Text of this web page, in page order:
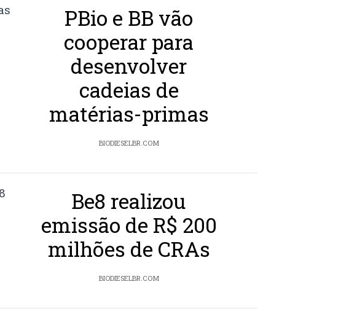
PBio e BB vão
cooperar para
desenvolver
cadeias de
matérias-primas
BIODIESELBR.COM
Be8 realizou
emissão de R$ 200
milhões de CRAs
BIODIESELBR.COM